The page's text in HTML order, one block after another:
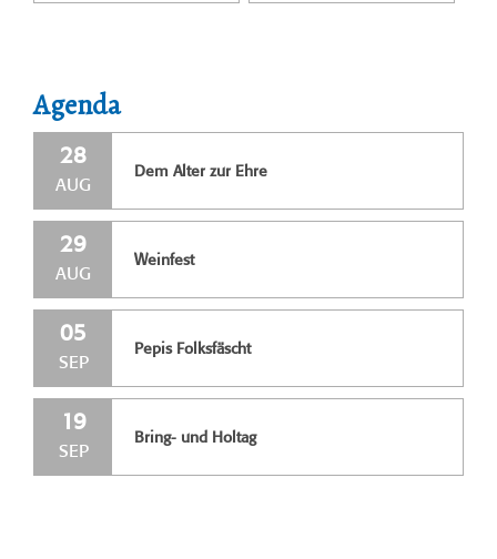
Agenda
28
AUG
Dem Alter zur Ehre
29
AUG
Weinfest
05
SEP
Pepis Folksfäscht
19
SEP
Bring- und Holtag